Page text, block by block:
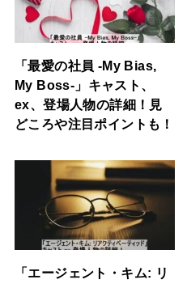
「最愛の社員 -My Bias,
My Boss-」キャスト、
ex、登場人物の詳細！見
どころや注目ポイントも！
「エージェント・キム: リ